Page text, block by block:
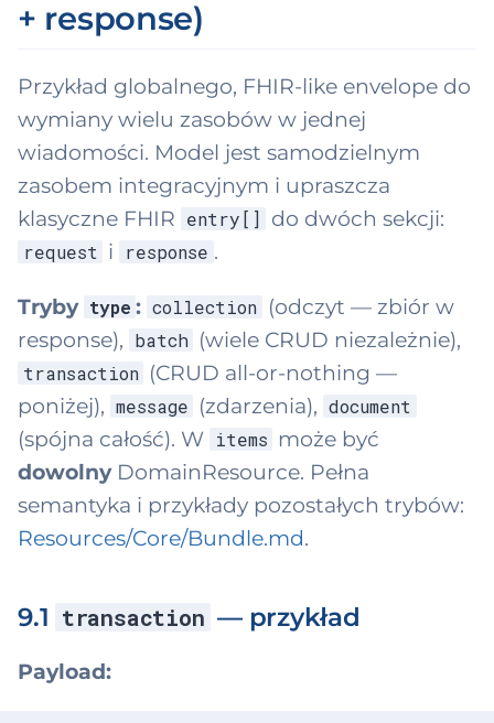
+ response)
Przykład globalnego, FHIR-like envelope do
wymiany wielu zasobów w jednej
wiadomości. Model jest samodzielnym
zasobem integracyjnym i upraszcza
klasyczne FHIR entry[] do dwóch sekcji:
request i response .
Tryby type : collection (odczyt — zbiór w
response), batch (wiele CRUD niezależnie),
transaction (CRUD all-or-nothing —
poniżej), message (zdarzenia), document
(spójna całość). W items może być
dowolnyDomainResource. Pełna
semantyka i przykłady pozostałych trybów:
Resources/Core/Bundle.md.
9.1 transaction — przykład
Payload: